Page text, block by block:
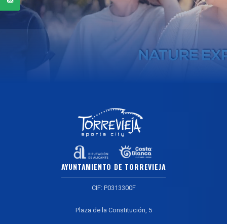
AYUNTAMIENTO DE TORREVIEJA
CIF: P0313300F
Plaza de la Constitución, 5